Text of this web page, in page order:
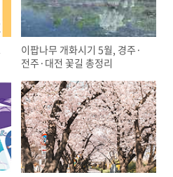
이팝나무 개화시기 5월, 경주·
전주·대전 꽃길 총정리